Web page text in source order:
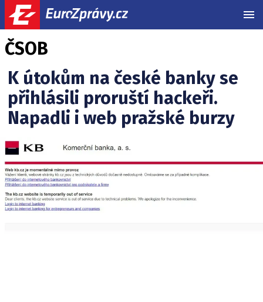
ČSOB
K útokům na české banky se
přihlásili proruští hackeři.
Napadli i web pražské burzy